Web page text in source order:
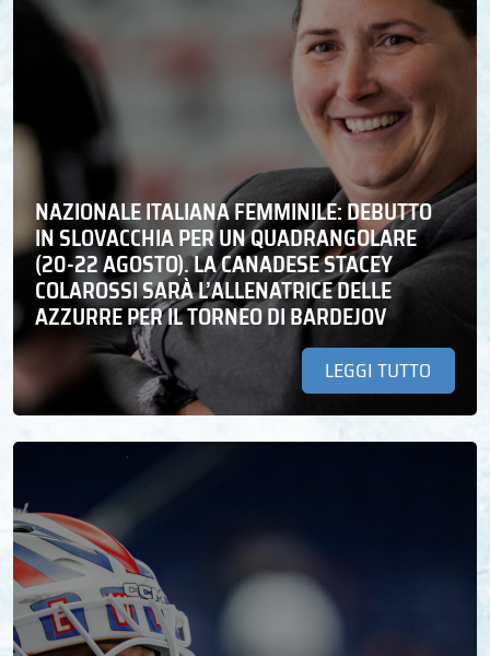
NAZIONALE ITALIANA FEMMINILE: DEBUTTO
IN SLOVACCHIA PER UN QUADRANGOLARE
(20-22 AGOSTO). LA CANADESE STACEY
COLAROSSI SARÀ L’ALLENATRICE DELLE
AZZURRE PER IL TORNEO DI BARDEJOV
LEGGI TUTTO